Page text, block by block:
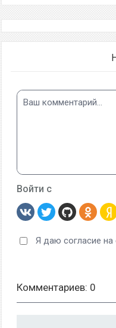
Войти с
Я даю согласие на
Комментариев: 0